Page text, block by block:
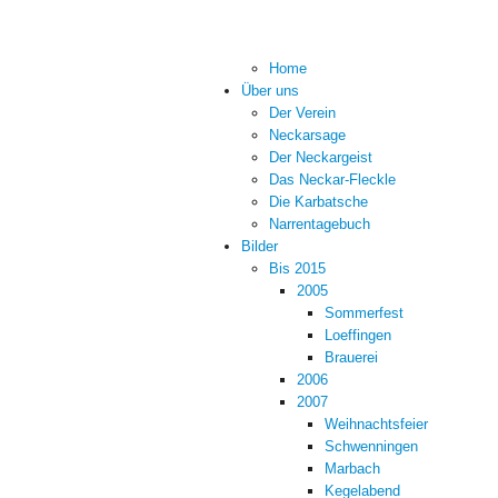
Home
Über uns
Der Verein
Neckarsage
Der Neckargeist
Das Neckar-Fleckle
Die Karbatsche
Narrentagebuch
Bilder
Bis 2015
2005
Sommerfest
Loeffingen
Brauerei
2006
2007
Weihnachtsfeier
Schwenningen
Marbach
Kegelabend